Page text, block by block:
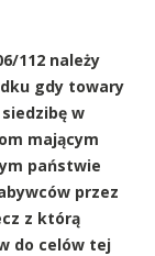
112 należy
gdy towary
w
mającym
państwie
przez
z którą
do celów tej